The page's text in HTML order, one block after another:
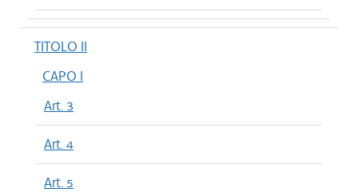
TITOLO II
CAPO I
Art. 3
Art. 4
Art. 5